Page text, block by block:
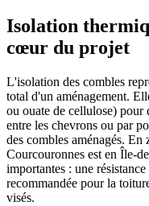
Isolation
cœur du projet
L'isolation des combles
total d'un aménagement.
ou ouate de cellulose) pour
entre les chevrons ou par
des combles aménagés.
Courcouronnes est en Île-
importantes : une
recommandée pour la
visés.